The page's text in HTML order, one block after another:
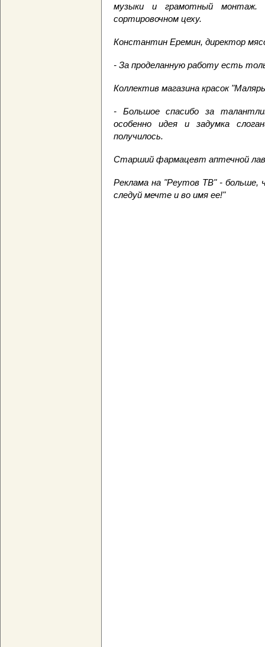
музыки и грамотный
сортировочном цеху.
Константин Еремин, директор
- За проделанную работу есть
Коллектив магазина красок
- Большое спасибо за
особенно идея и задумка
получилось.
Старший фармацевт аптечной
Реклама на "Реутов ТВ" - больше,
следуй мечте и во имя ее!"